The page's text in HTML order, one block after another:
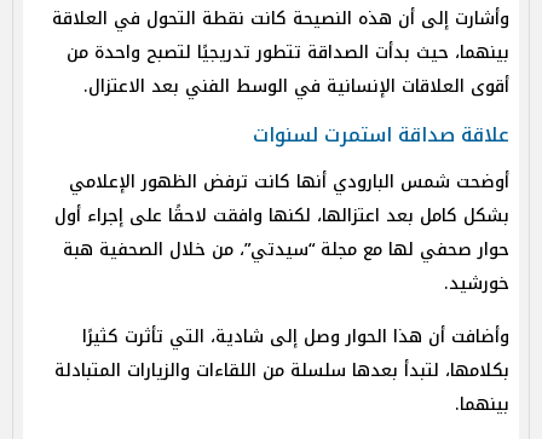
وأشارت إلى أن هذه النصيحة كانت نقطة التحول في العلاقة
بينهما، حيث بدأت الصداقة تتطور تدريجيًا لتصبح واحدة من
أقوى العلاقات الإنسانية في الوسط الفني بعد الاعتزال.
علاقة صداقة استمرت لسنوات
أوضحت شمس البارودي أنها كانت ترفض الظهور الإعلامي
بشكل كامل بعد اعتزالها، لكنها وافقت لاحقًا على إجراء أول
حوار صحفي لها مع مجلة “سيدتي”، من خلال الصحفية هبة
خورشيد.
وأضافت أن هذا الحوار وصل إلى شادية، التي تأثرت كثيرًا
بكلامها، لتبدأ بعدها سلسلة من اللقاءات والزيارات المتبادلة
بينهما.